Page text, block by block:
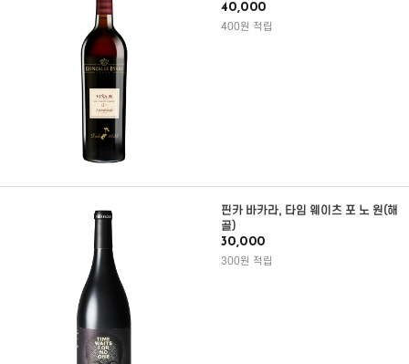
40,000
400원 적립
핀카 바카라, 타임 웨이츠 포 노 원(해
골)
30,000
300원 적립